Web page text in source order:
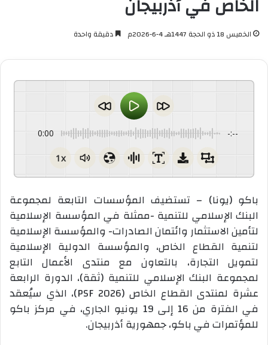
الخاص في أذربيجان
الخميس 18 ذو الحجة 1447هـ 4-6-2026م دقيقة واحدة
0:00 -:--
1x
باكو (يونا) – تستضيف المؤسسات التابعة لمجموعة
البنك الإسلامي للتنمية -ممثلة في المؤسسة الإسلامية
لتأمين الاستثمار وائتمان الصادرات- والمؤسسة الإسلامية
لتنمية القطاع الخاص، والمؤسسة الدولية الإسلامية
لتمويل التجارة، بالتعاون مع منتدى الأعمال التابع
لمجموعة البنك الإسلامي للتنمية (ثقة)، الدورة الرابعة
عشرة لمنتدى القطاع الخاص (PSF 2026)، الذي سيُعقد
في الفترة من 16 إلى 19 يونيو الجاري، في مركز باكو
للمؤتمرات في باكو، جمهورية أذربيجان.